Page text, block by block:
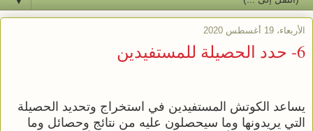
الأربعاء، 19 أغسطس 2020
6- حدد الحصيلة للمستفيدين
يساعد الكوتش المستفيدين في استخراج وتحديد الحصيلة
التي يريدونها وما سيحصلون عليه من نتائج وحصائل وما